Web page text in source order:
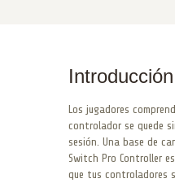
Introducción
Los jugadores
controlador se quede
sesión. Una base de
Switch Pro Controller
que tus controladores